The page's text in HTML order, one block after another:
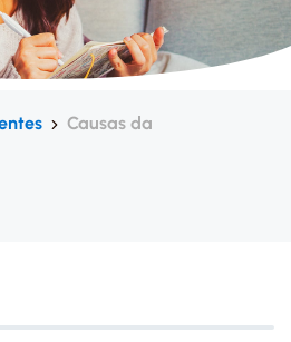
Causas da